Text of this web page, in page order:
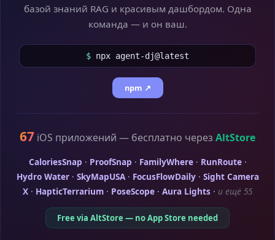
базой знаний RAG и красивым дашбордом. Одна
команда — и он ваш.
$ npx agent-dj@latest
npm ↗
67 iOS приложений — бесплатно через AltStore
CaloriesSnap · ProofSnap · FamilyWhere· RunRoute·
Hydro Water· SkyMapUSA· FocusFlowDaily· Sight Camera
X · HapticTerrarium · PoseScope · Aura Lights · и ещё 55
Free via AltStore — no App Store needed